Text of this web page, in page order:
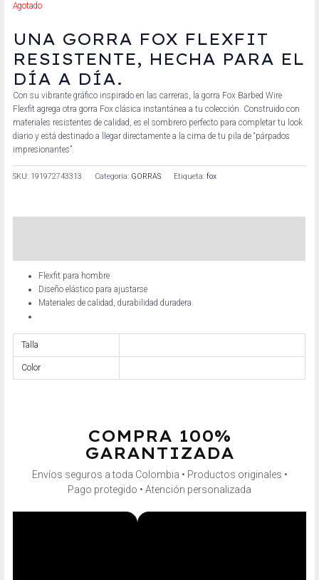
Agotado
UNA GORRA FOX FLEXFIT
RESISTENTE, HECHA PARA EL
DÍA A DÍA.
Con su vibrante gráfico inspirado en las carreras, la gorra Fox Barbed Wire
Flexfit agrega otra gorra Fox clásica instantánea a tu colección. Construido con
materiales resistentes de calidad, es el sombrero perfecto para completar tu look
diario y está destinado a llegar directamente a la cima de tu pila de “párpados
impresionantes”.
SKU: 191972743313 Categoría: GORRAS Etiqueta:fox
Flexfit para hombre
Diseño elástico para ajustarse
Materiales de calidad, durabilidad duradera.
Talla
Color
COMPRA 100%
GARANTIZADA
Envíos seguros a toda Colombia • Productos originales •
Pago protegido • Atención personalizada